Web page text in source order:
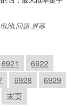
池,问题,屏幕
6921
6922
6928
6929
末页